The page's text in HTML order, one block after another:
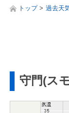
トップ 過去天
守門(ス